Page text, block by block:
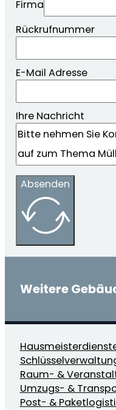
Firma
Rückrufnummer
E-Mail Adresse
Ihre Nachricht
Absenden
Weitere
Raum- &
Umzugs- &
Post- &